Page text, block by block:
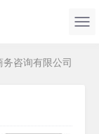
咨询有限公司